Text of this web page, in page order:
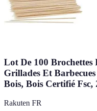
Lot De 100 Brochettes
Grillades Et
Bois, Bois Certifié Fsc,
Rakuten FR